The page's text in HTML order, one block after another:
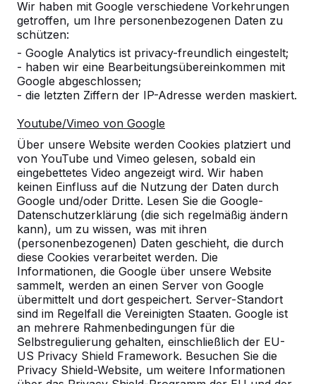
Wir haben mit Google verschiedene Vorkehrungen
getroffen, um Ihre personenbezogenen Daten zu
schützen:
- Google Analytics ist privacy-freundlich eingestelt;
- haben wir eine Bearbeitungsübereinkommen mit
Google abgeschlossen;
- die letzten Ziffern der IP-Adresse werden maskiert.
Youtube/Vimeo von Google
Über unsere Website werden Cookies platziert und
von YouTube und Vimeo gelesen, sobald ein
eingebettetes Video angezeigt wird. Wir haben
keinen Einfluss auf die Nutzung der Daten durch
Google und/oder Dritte. Lesen Sie die Google-
Datenschutzerklärung (die sich regelmäßig ändern
kann), um zu wissen, was mit ihren
(personenbezogenen) Daten geschieht, die durch
diese Cookies verarbeitet werden. Die
Informationen, die Google über unsere Website
sammelt, werden an einen Server von Google
übermittelt und dort gespeichert. Server-Standort
sind im Regelfall die Vereinigten Staaten. Google ist
an mehrere Rahmenbedingungen für die
Selbstregulierung gehalten, einschließlich der EU-
US Privacy Shield Framework. Besuchen Sie die
Privacy Shield-Website, um weitere Informationen
Referenzen
und darüber hinaus. Sehen Sie hier, wo Sie
ein HeBlad-Produkt in Ihrer Nähe finden.
Produkt
Alles anzeigen
Kategorie
Alles anzeigen
Ort oder Postleitzahl suchen